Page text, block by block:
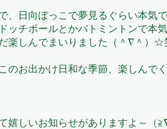
、日向ぼっこで夢見るぐらい本気
ッチボールとかバトミントンで本
楽しんでまいりました（＾∇＾）☆
のお出かけ日和な季節、楽しんで
嬉しいお知らせがありますよ～（